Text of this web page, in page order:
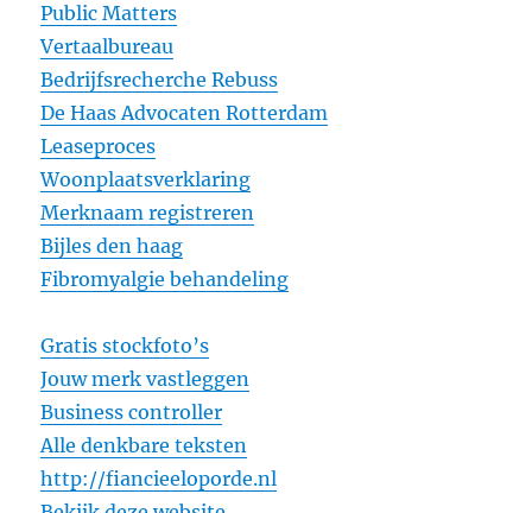
Public Matters
Vertaalbureau
Bedrijfsrecherche Rebuss
De Haas Advocaten Rotterdam
Leaseproces
Woonplaatsverklaring
Merknaam registreren
Bijles den haag
Fibromyalgie behandeling
Gratis stockfoto’s
Jouw merk vastleggen
Business controller
Alle denkbare teksten
http://fiancieeloporde.nl